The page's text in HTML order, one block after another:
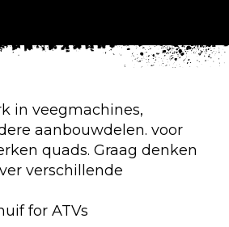
in veegmachines,
aanbouwdelen. voor
quads. Graag denken
verschillende
for ATVs